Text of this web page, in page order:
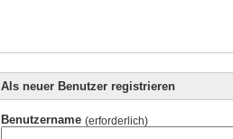
Als neuer Benutzer registrieren
Benutzername (erforderlich)